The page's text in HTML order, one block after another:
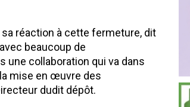
réaction à cette fermeture, dit
beaucoup de
une collaboration qui va dans
la mise en œuvre des
dudit dépôt.